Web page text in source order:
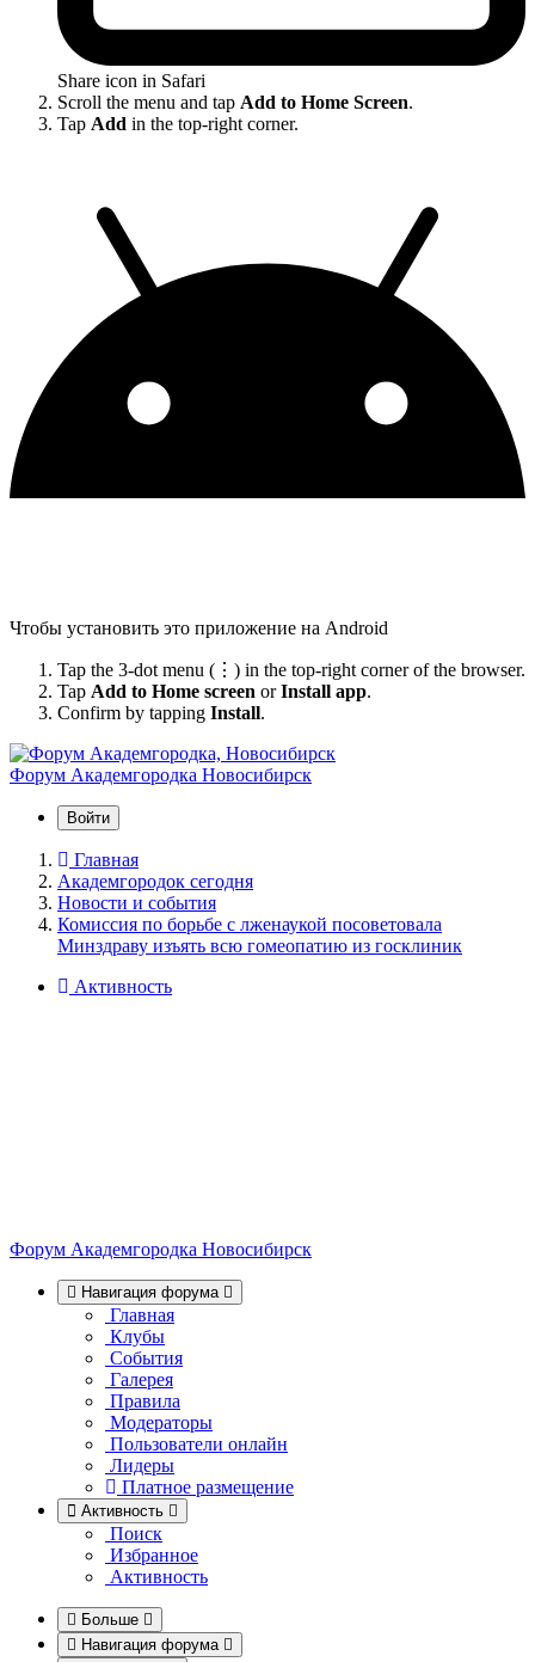
Share icon in Safari
Scroll the menu and tap Add to Home Screen.
Tap Add in the top-right corner.
Чтобы установить это приложение на Android
Tap the 3-dot menu (⋮) in the top-right corner of the browser.
Tap Add to Home screen orInstall app.
Confirm by tapping Install.
Форум Академгородка Новосибирск
Войти
Главная
Академгородок сегодня
Новости и события
Комиссия по борьбе с лженаукой посоветовала
Минздраву изъять всю гомеопатию из госклиник
Активность
Форум Академгородка Новосибирск
Навигация форума
Главная
Клубы
События
Галерея
Правила
Модераторы
Пользователи онлайн
Лидеры
Платное размещение
Активность
Поиск
Избранное
Активность
Больше
Навигация форума